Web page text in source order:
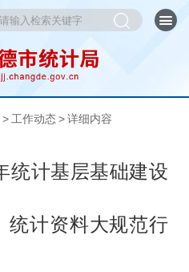
> 工作动态 > 详细内容
统计基层基础建设
统计资料大规范行